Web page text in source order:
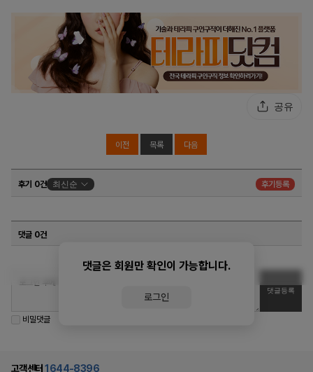
공유
이전 목록 다음
후기 0건 최신순 후기등록
댓글 0건
댓글은 회원만 확인이 가능합니다.
로그인
비밀댓글
고객센터 1644-8396